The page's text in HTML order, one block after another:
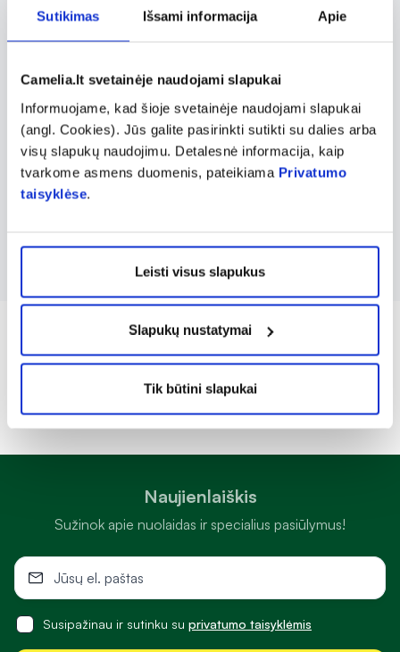
Sutikimas Išsami informacija Apie
Camelia.lt svetainėje naudojami slapukai
Informuojame, kad šioje svetainėje naudojami slapukai
(angl. Cookies). Jūs galite pasirinkti sutikti su dalies arba
visų slapukų naudojimu. Detalesnė informacija, kaip
tvarkome asmens duomenis, pateikiama Privatumo
taisyklėse.
Leisti visus slapukus
Slapukų nustatymai
Tik būtini slapukai
vatos diskeliai, vatos pagaliukai vaikams ir
suaugusiems, medvilninė vata. Taip pat
SEPTONA siūlo skirtingų kvapų drėgnas
rankų dezinfekcijai. Servetėlės yra
gaminamos obuolių, citrinų ir apelsinų
kvapo. SEPTONA produkcijos gaminiai
užtikrina patogumą kasdienėse situacijose ar
Naujienlaiškis
Sužinok apie nuolaidas ir specialius pasiūlymus!
Susipažinau ir sutinku su privatumo taisyklėmis